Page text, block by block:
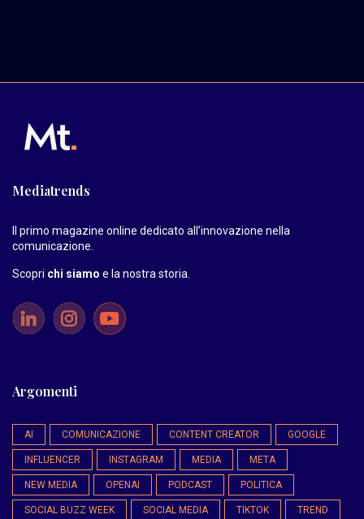
Mediatrends
Il primo magazine online dedicato all’innovazione nella
comunicazione.
Scopri chi siamo e la nostra storia
Argomenti
AI COMUNICAZIONE CONTENT CREATOR GOOGLE
INFLUENCER INSTAGRAM MEDIA META
NEW MEDIA OPENAI PODCAST POLITICA
SOCIAL BUZZ WEEK SOCIAL MEDIA TIKTOK TREND